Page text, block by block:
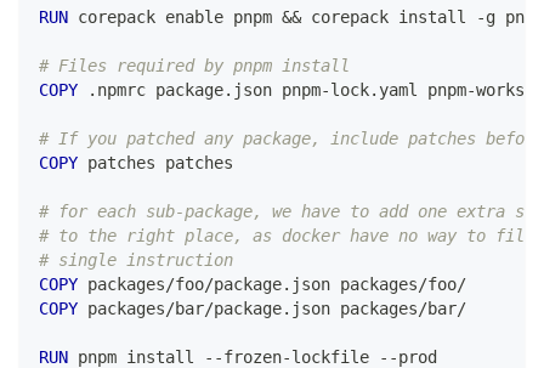
RUN corepack enable pnpm && corepack install -g
# Files required by pnpm install
COPY .npmrc package.json pnpm-lock.yaml pnpm-
# If you patched any package, include patches
COPY patches patches
# for each sub-package, we have to add one extra
# to the right place, as docker have no way to
# single instruction
COPY packages/foo/package.json packages/foo/
COPY packages/bar/package.json packages/bar/
RUN pnpm install --frozen-lockfile --prod